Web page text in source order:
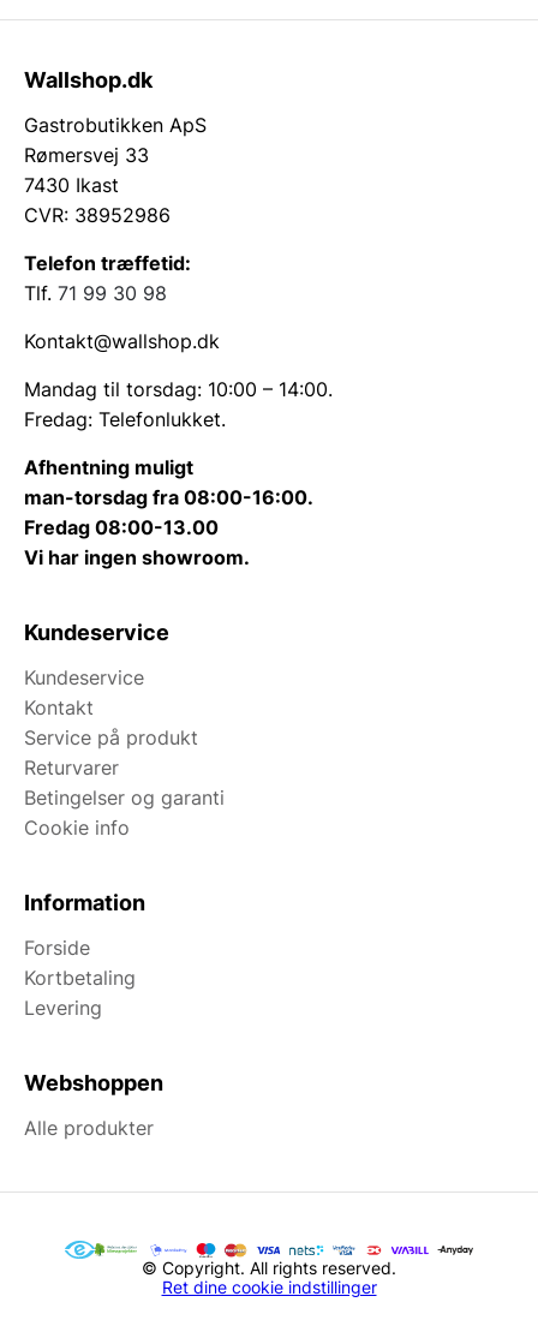
Wallshop.dk
Gastrobutikken ApS
Rømersvej 33
7430 Ikast
CVR: 38952986
Telefon træffetid:
Tlf. 71 99 30 98
Kontakt@wallshop.dk
Mandag til torsdag: 10:00 – 14:00.
Fredag: Telefonlukket.
Afhentning muligt
man-torsdag fra 08:00-16:00.
Fredag 08:00-13.00
Vi har ingen showroom.
Kundeservice
Kundeservice
Kontakt
Service på produkt
Returvarer
Betingelser og garanti
Cookie info
Information
Forside
Kortbetaling
Levering
Webshoppen
Alle produkter
© Copyright. All rights reserved.
Ret dine cookie indstillinger